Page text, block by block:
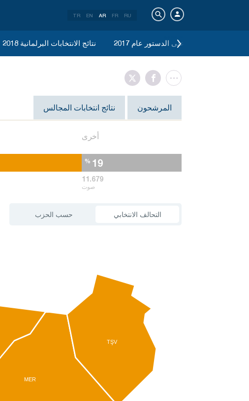
TR EN AR FR RU
نتائج الانتخابات البرلمانية 2018 نتائج الاستفتاء على الدستور عام 2017
نتائج انتخابات المجالس المرشحون
أخرى
% 19
11.679
صوت
حسب الحزب التحالف الانتخابي
MER
TŞV